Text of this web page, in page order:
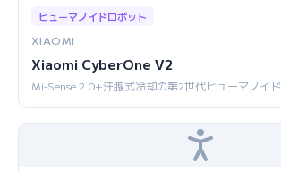
ヒューマノイドロボット
XIAOMI
Xiaomi CyberOne V2
Mi-Sense 2.0+汗腺式冷却の第2世代ヒューマノイド